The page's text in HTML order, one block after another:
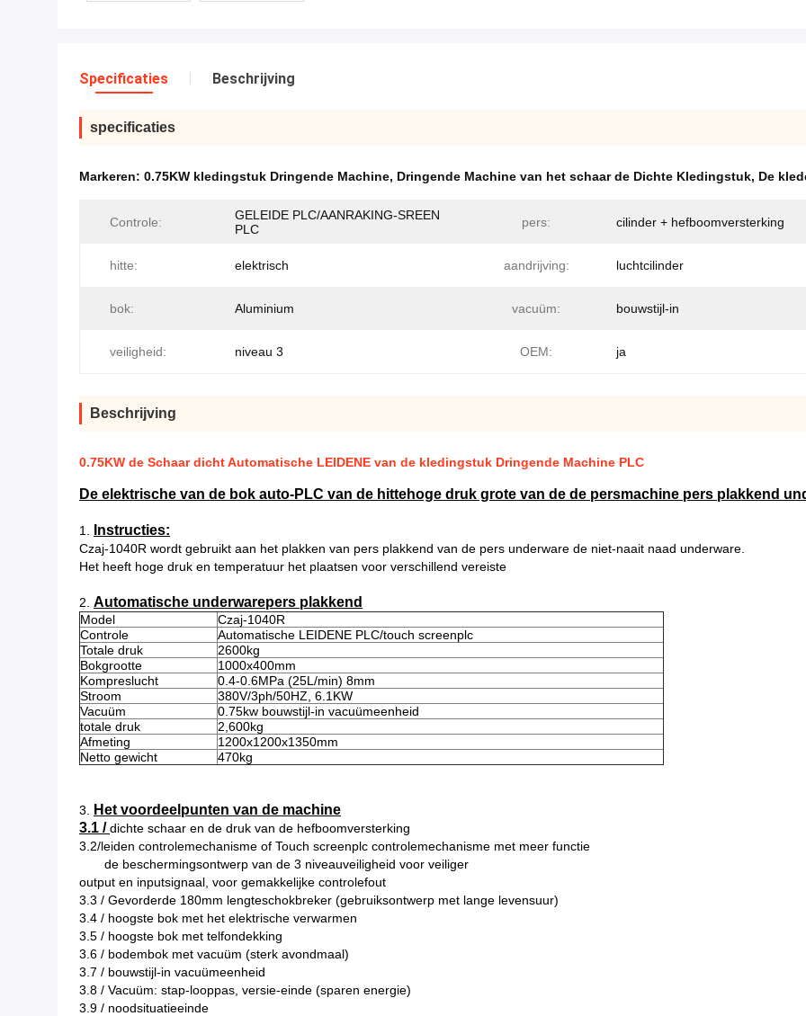
Specificaties Beschrijving
specificaties
Markeren: 0.75KW kledingstuk Dringende Machine, Dringende Machine van het schaar de Dichte Kledingstuk, De
Controle:
GELEIDE PLC/AANRAKING-SREEN
PLC
pers: cilinder + hefboomversterking
hitte: elektrisch aandrijving: luchtcilinder
bok: Aluminium vacuüm: bouwstijl-in
veiligheid: niveau 3 OEM: ja
Beschrijving
0.75KW de Schaar dicht Automatische LEIDENE van de kledingstuk Dringende Machine PLC
De elektrische van de bok auto-PLC van de hittehoge druk grote van de de persmachine pers plakkend
1. Instructies:
Czaj-1040R wordt gebruikt aan het plakken van pers plakkend van de pers underware de niet-naait naad underware.
Het heeft hoge druk en temperatuur het plaatsen voor verschillend vereiste
2. Automatische underwarepers plakkend
Model
Czaj-1040R
Controle
Automatische LEIDENE PLC/touch screenplc
Totale druk
2600kg
Bokgrootte
1000x400mm
Kompreslucht
0.4-0.6MPa (25L/min) 8mm
Stroom
380V/3ph/50HZ, 6.1KW
Vacuüm
0.75kw bouwstijl-in vacuümeenheid
totale druk
2,600kg
Afmeting
1200x1200x1350mm
Netto gewicht
470kg
3.
Het voordeelpunten van de machine
3.1 /dichte schaar en de druk van de hefboomversterking
3.2/leiden controlemechanisme of Touch screenplc controlemechanisme met meer functie
de beschermingsontwerp van de 3 niveauveiligheid voor veiliger
output en inputsignaal, voor gemakkelijke controlefout
3.3 / Gevorderde 180mm lengteschokbreker (gebruiksontwerp met lange levensuur)
3.4 / hoogste bok met het elektrische verwarmen
3.5 / hoogste bok met telfondekking
3.6 / bodembok met vacuüm (sterk avondmaal)
3.7 / bouwstijl-in vacuümeenheid
3.8 / Vacuüm: stap-looppas, versie-einde (sparen energie)
3.9 / noodsituatieeinde